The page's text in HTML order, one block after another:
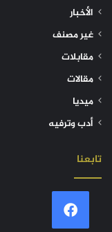
الأخبار
غير مصنف
مقابلات
مقالات
ميديا
أدب وترفيه
تابعنا